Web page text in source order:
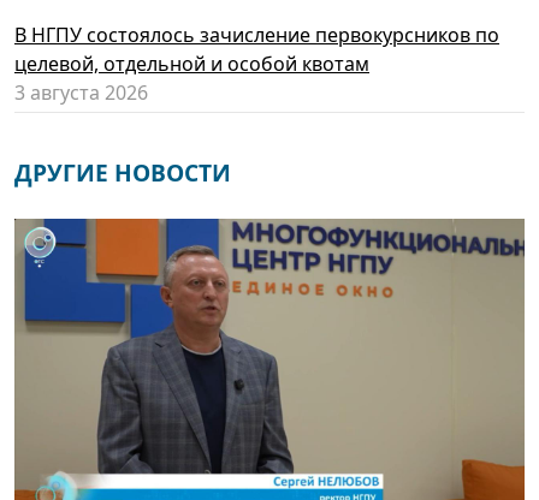
В НГПУ состоялось зачисление первокурсников по
целевой, отдельной и особой квотам
3 августа 2026
ДРУГИЕ НОВОСТИ